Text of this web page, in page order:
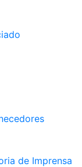
de Imprensa